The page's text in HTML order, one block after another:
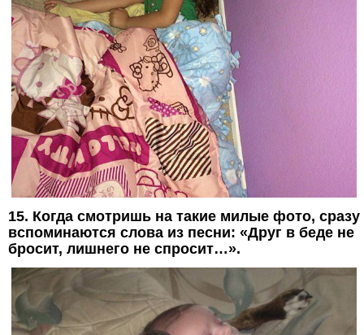
15. Когда смотришь на такие милые фото, сразу
вспоминаются слова из песни: «Друг в беде не
бросит, лишнего не спросит…».